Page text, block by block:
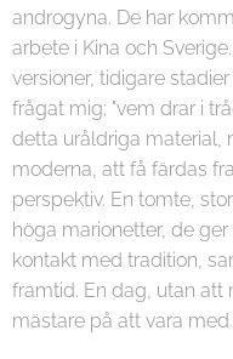
androgyna. De har
arbete i Kina och
versioner, tidigare
frågat mig; "vem drar i
detta uråldriga material,
moderna, att få färdas
perspektiv. En tomte,
höga marionetter, de
kontakt med tradition,
framtid. En dag, utan att
mästare på att vara med